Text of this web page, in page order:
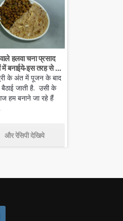
हलवा चना प्रसाद
में बनाईये-इस तरह से ...
के अंत में पूजन के बाद
जाती है. उसी के
हम बनाने जा रहे हैं
और रेसिपी देखिये